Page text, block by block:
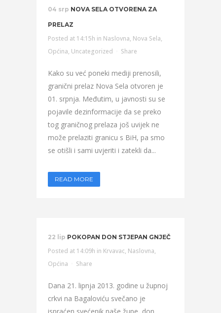
04 srp NOVA SELA OTVORENA ZA
PRELAZ
Posted at 14:15h in Naslovna, Nova Sela,
Općina, Uncategorized Share
Kako su već poneki mediji prenosili,
granični prelaz Nova Sela otvoren je
01. srpnja. Međutim, u javnosti su se
pojavile dezinformacije da se preko
tog graničnog prelaza još uvijek ne
može prelaziti granicu s BiH, pa smo
se otišli i sami uvjeriti i zatekli da...
READ MORE
22 lip POKOPAN DON STJEPAN GNJEČ
Posted at 14:09h in Krvavac, Naslovna,
Općina
Share
Dana 21. lipnja 2013. godine u župnoj
crkvi na Bagaloviću svečano je